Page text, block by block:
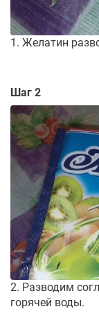
1. Желатин
Шаг 2
2. Разводим
горячей воды.